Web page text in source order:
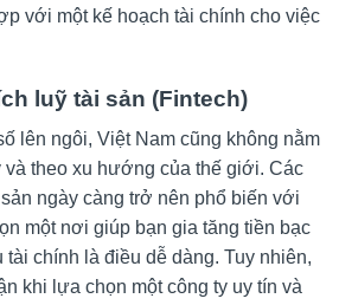
với một kế hoạch tài chính cho việc
luỹ tài sản (Fintech)
lên ngôi, Việt Nam cũng không nằm
và theo xu hướng của thế giới. Các
ngày càng trở nên phổ biến với
một nơi giúp bạn gia tăng tiền bạc
chính là điều dễ dàng. Tuy nhiên,
khi lựa chọn một công ty uy tín và